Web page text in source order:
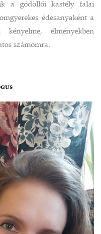
a gödöllői kastély falai
édesanyaként a
kényelme, élményekben
számomra.